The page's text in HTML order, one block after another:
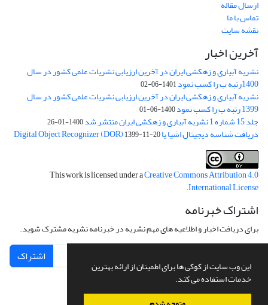
این وب سایت از کوکی ها برای اطمینان از ارائه بهترین
خدمات استفاده می کند.
ارسال مقاله
تماس با ما
نقشه سایت
آخرین اخبار
نشریه آبیاری و زهکشی ایران در آخرین ارزیابی نشریات علمی کشور در سال
1400رتبه ب را کسب نمود 1401-06-02
نشریه آبیاری و زهکشی ایران در آخرین ارزیابی نشریات علمی کشور در سال
1399 رتبه ب را کسب نمود 1400-06-01
جلد 15 شماره 1 نشریه آبیاری و زهکشی ایران منتشر شد 1400-01-26
دریافت شناسه دیجیتال اشیا یا Digital Object Recognizer (DOR)1399-11-20
This work is licensed under aCreative Commons Attribution 4.0
International License
.
اشتراک خبرنامه
برای دریافت اخبار و اطلاعیه های مهم نشریه در خبرنامه نشریه مشترک شوید.
اشتراک